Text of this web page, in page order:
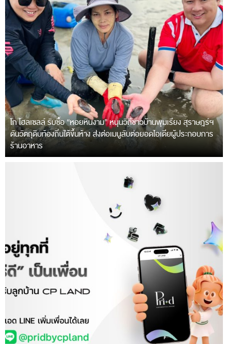
โก โฮลเซลล์ รับซื้อ “หอยหินงาม” หนุนวิถีชาวบ้านพุมเรียง สุราษฎร์ฯ
ดันวัตถุดิบท้องถิ่นใต้ขึ้นห้าง ส่งต่อเมนูลับต่อยอดไอเดียผู้ประกอบการ
ร้านอาหาร